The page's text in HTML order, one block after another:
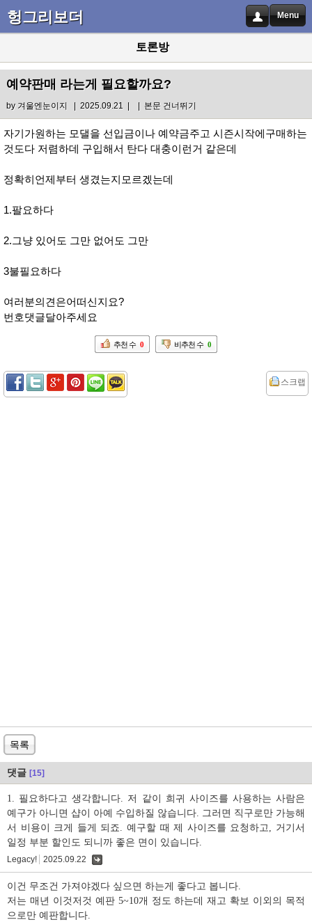
헝그리보더 Menu
토론방
예약판매 라는게 필요할까요?
by 겨울엔눈이지 | 2025.09.21 | | 본문 건너뛰기
자기가원하는 모댈을 선입금이나 예약금주고 시즌시작에구매하는
것도다 저렴하데 구입해서 탄다 대충이런거 같은데
정확히언제부터 생겼는지모르겠는데
1.팔요하다
2.그냥 있어도 그만 없어도 그만
3불필요하다
여러분의견은어떠신지요?
번호댓글달아주세요
추천 수 0 비추천 수 0
스크랩
목록
댓글 [15]
1. 필요하다고 생각합니다. 저 같이 희귀 사이즈를 사용하는 사람은
예구가 아니면 샵이 아예 수입하질 않습니다. 그러면 직구로만 가능해
서 비용이 크게 들게 되죠. 예구할 때 제 사이즈를 요청하고, 거기서
일정 부분 할인도 되니까 좋은 면이 있습니다.
Legacy! 2025.09.22
글
이건 무조건 가져야겠다 싶으면 하는게 좋다고 봅니다.
저는 매년 이것저것 예판 5~10개 정도 하는데 재고 확보 이외의 목적
으로만 예판합니다.